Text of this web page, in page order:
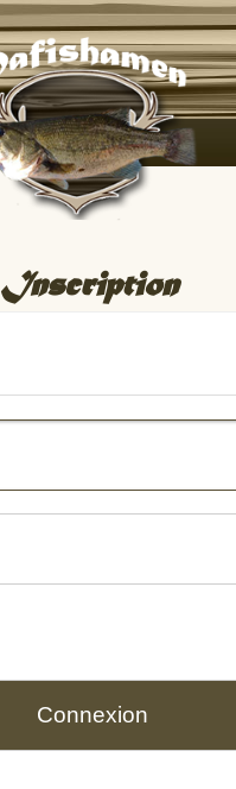
Inscription